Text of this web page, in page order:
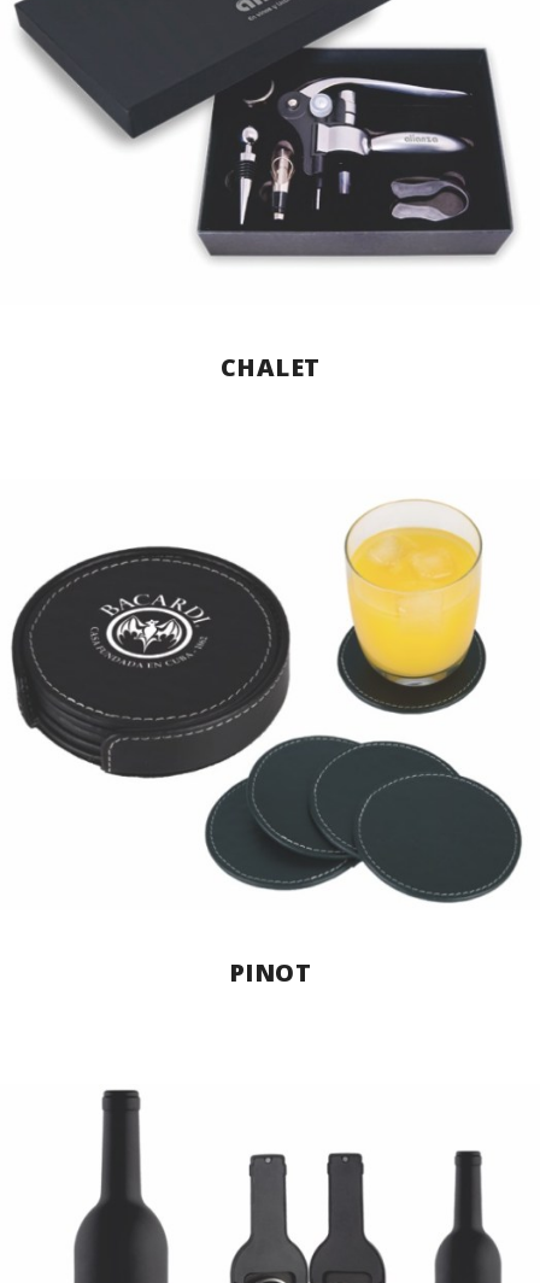
CHALET
PINOT